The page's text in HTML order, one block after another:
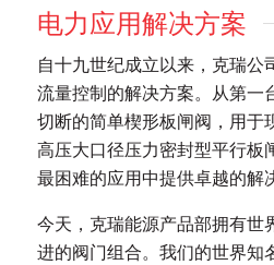
电力应用解决方案
自十九世纪成立以来，克瑞公
流量控制的解决方案。从第一
切断的简单楔形板闸阀，用于
高压大口径压力密封型平行板
最困难的应用中提供卓越的解
今天，克瑞能源产品部拥有世
进的阀门组合。我们的世界知